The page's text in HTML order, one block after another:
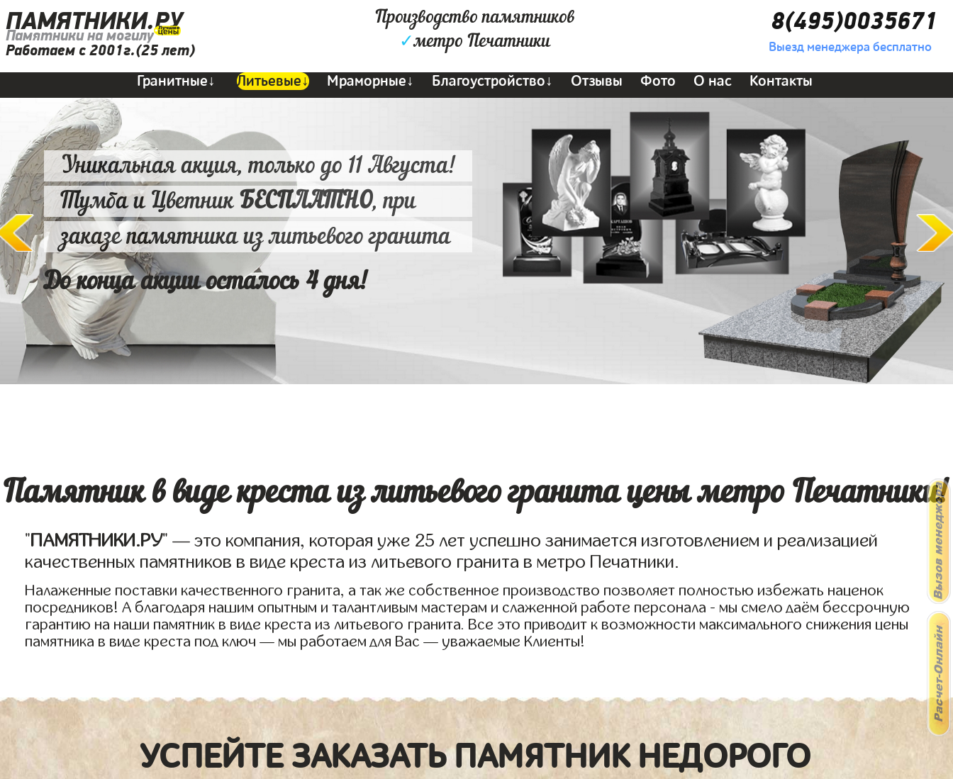
ПАМЯТНИКИ.РУ
Памятники на могилу
Работаем с 2001г.(25 лет)
Производство памятников
✓метро Печатники
8(495)0035671
Выезд менеджера бесплатно
Гранитные↓ Литьевые↓ Мраморные↓ Благоустройство↓ Отзывы Фото О нас Контакты
Уникальная акция, только до 11 Августа!
Тумба и ЦветникБЕСПЛАТНО, при
заказе памятника из литьевого гранита
До конца акции осталось 4 дня!
Памятник в виде креста из литьевого гранита цены метро Печатники!
"ПАМЯТНИКИ.РУ" — это компания, которая уже 25 лет успешно занимается изготовлением и реализацией
качественных памятников в виде креста из литьевого гранита в метро Печатники.
Налаженные поставки качественного гранита, а так же собственное производство позволяет полностью избежать наценок
посредников! А благодаря нашим опытным и талантливым мастерам и слаженной работе персонала - мы смело даём бессрочную
гарантию на наши памятник в виде креста из литьевого гранита. Все это приводит к возможности максимального снижения цены
памятника в виде креста под ключ — мы работаем для Вас — уважаемые Клиенты!
УСПЕЙТЕ ЗАКАЗАТЬ ПАМЯТНИК НЕДОРОГО